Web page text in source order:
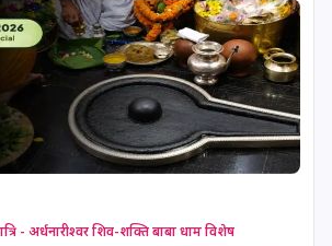
Tulsidas Jayanti
Masik Durgashtami
Damodara Dwadashi
Shravan Somwar Vrat
- अर्धनारीश्वर शिव-शक्ति बाबा धाम विशेष